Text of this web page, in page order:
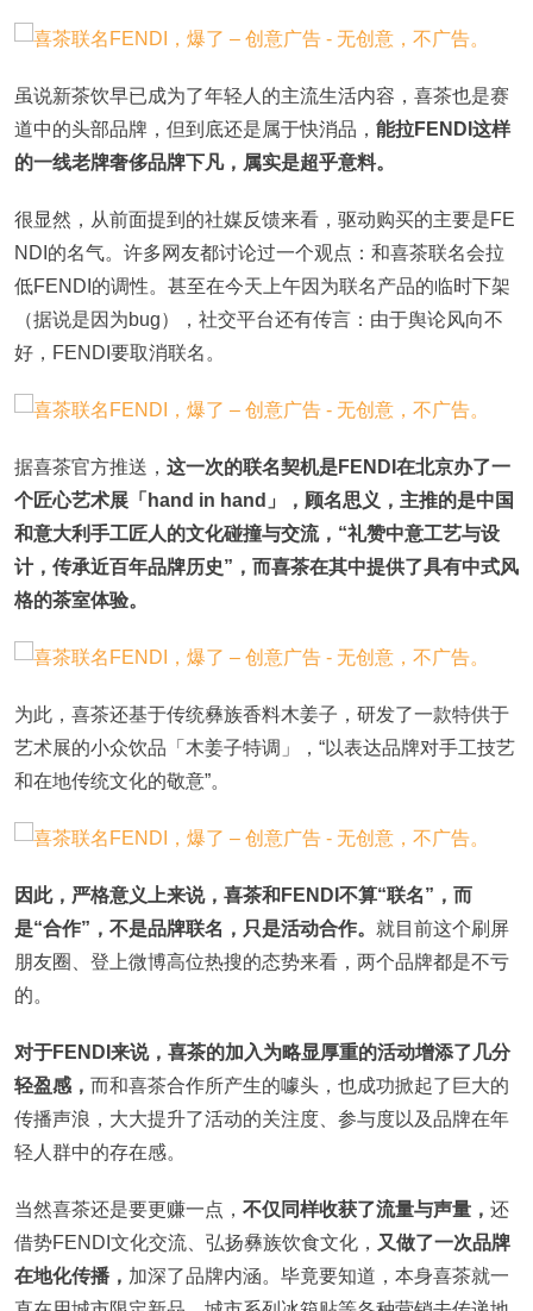
虽说新茶饮早已成为了年轻人的主流生活内容，喜茶也是赛
道中的头部品牌，但到底还是属于快消品， 能拉FENDI这样
的一线老牌奢侈品牌下凡，属实是超乎意料。
很显然，从前面提到的社媒反馈来看，驱动购买的主要是FE
NDI的名气。许多网友都讨论过一个观点：和喜茶联名会拉
低FENDI的调性。甚至在今天上午因为联名产品的临时下架
（据说是因为bug），社交平台还有传言：由于舆论风向不
好，FENDI要取消联名。
据喜茶官方推送， 这一次的联名契机是FENDI在北京办了一
个匠心艺术展「hand in hand」，顾名思义，主推的是中国
和意大利手工匠人的文化碰撞与交流，“礼赞中意工艺与设
计，传承近百年品牌历史”，而喜茶在其中提供了具有中式风
格的茶室体验。
为此，喜茶还基于传统彝族香料木姜子，研发了一款特供于
艺术展的小众饮品「木姜子特调」，“以表达品牌对手工技艺
和在地传统文化的敬意”。
因此，严格意义上来说，喜茶和FENDI不算“联名”，而
是“合作”，不是品牌联名，只是活动合作。 就目前这个刷屏
朋友圈、登上微博高位热搜的态势来看，两个品牌都是不亏
的。
对于FENDI来说，喜茶的加入为略显厚重的活动增添了几分
轻盈感， 而和喜茶合作所产生的噱头，也成功掀起了巨大的
传播声浪，大大提升了活动的关注度、参与度以及品牌在年
轻人群中的存在感。
当然喜茶还是要更赚一点， 不仅同样收获了流量与声量， 还
借势FENDI文化交流、弘扬彝族饮食文化， 又做了一次品牌
在地化传播， 加深了品牌内涵。毕竟要知道，本身喜茶就一